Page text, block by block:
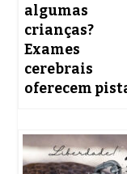
algumas
crianças?
Exames
cerebrais
oferecem